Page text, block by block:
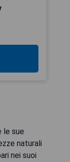
le sue
naturali
nei suoi